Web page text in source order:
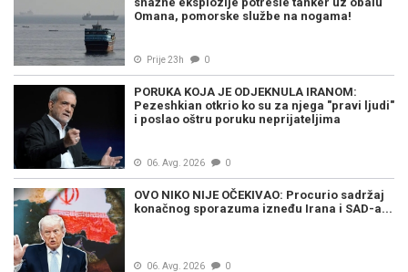
Omana, pomorske službe na nogama!
Prije 23h 0
PORUKA KOJA JE ODJEKNULA IRANOM:
Pezeshkian otkrio ko su za njega "pravi ljudi"
i poslao oštru poruku neprijateljima
06. Avg. 2026 0
OVO NIKO NIJE OČEKIVAO: Procurio sadržaj
konačnog sporazuma izneđu Irana i SAD-a...
06. Avg. 2026 0